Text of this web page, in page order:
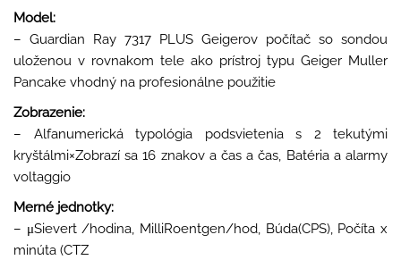
Model:
– Guardian Ray 7317 PLUS Geigerov počítač so sondou
uloženou v rovnakom tele ako prístroj typu Geiger Muller
Pancake vhodný na profesionálne použitie
Zobrazenie:
– Alfanumerická typológia podsvietenia s 2 tekutými
kryštálmi×Zobrazí sa 16 znakov a čas a čas, Batéria a alarmy
voltaggio
Merné jednotky:
– μSievert /hodina, MilliRoentgen/hod, Búda(CPS), Počíta x
minúta (CTZ